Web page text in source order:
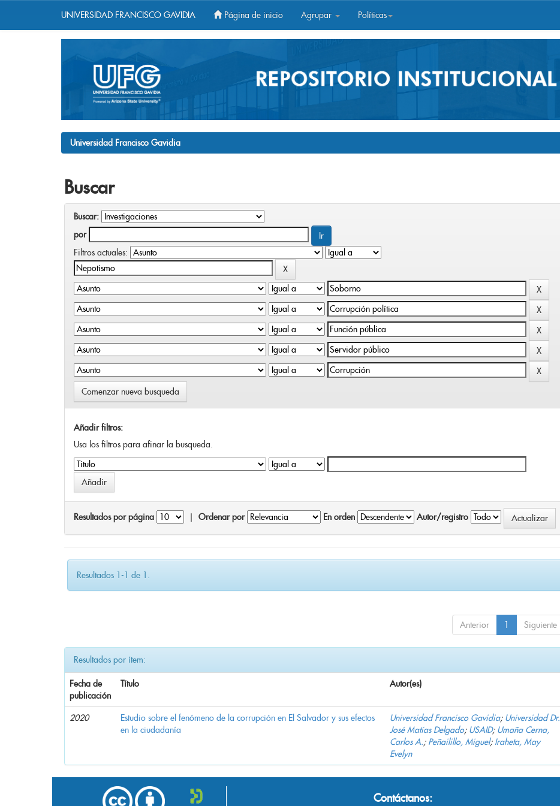
UNIVERSIDAD FRANCISCO GAVIDIA Página de inicio Agrupar Políticas
Universidad Francisco Gavidia
Buscar
Buscar:
por
Filtros actuales:
Comenzar nueva busqueda
Añadir filtros:
Usa los filtros para afinar la busqueda.
Resultados por página Ordenar por En orden Autor/registro
Resultados 1-1 de 1.
Anterior 1 Siguiente
Resultados por ítem:
Fecha de
publicación
Título Autor(es)
2020
Estudio sobre el fenómeno de la corrupción en El Salvador y sus efectos
en la ciudadanía
Universidad Francisco Gavidia; Universidad Dr.
José Matías Delgado; USAID; Umaña Cerna,
Carlos A.; Peñailillo, Miguel; Iraheta, May
Evelyn
Contáctanos: